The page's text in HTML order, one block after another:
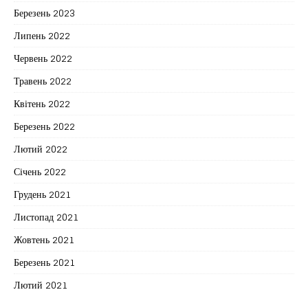
Березень 2023
Липень 2022
Червень 2022
Травень 2022
Квітень 2022
Березень 2022
Лютий 2022
Січень 2022
Грудень 2021
Листопад 2021
Жовтень 2021
Березень 2021
Лютий 2021